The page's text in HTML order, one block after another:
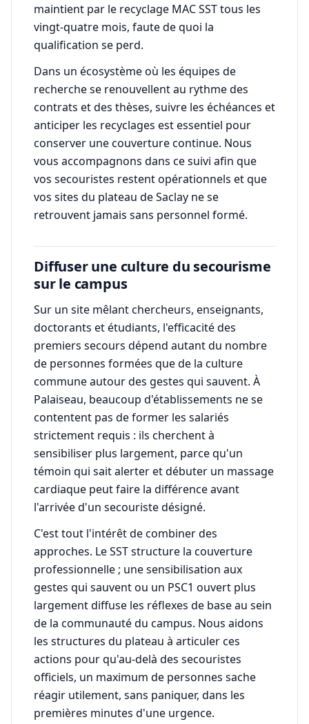
maintient par le recyclage MAC SST tous les
vingt-quatre mois, faute de quoi la
qualification se perd.
Dans un écosystème où les équipes de
recherche se renouvellent au rythme des
contrats et des thèses, suivre les échéances et
anticiper les recyclages est essentiel pour
conserver une couverture continue. Nous
vous accompagnons dans ce suivi afin que
vos secouristes restent opérationnels et que
vos sites du plateau de Saclay ne se
retrouvent jamais sans personnel formé.
Diffuser une culture du secourisme
sur le campus
Sur un site mêlant chercheurs, enseignants,
doctorants et étudiants, l'efficacité des
premiers secours dépend autant du nombre
de personnes formées que de la culture
commune autour des gestes qui sauvent. À
Palaiseau, beaucoup d'établissements ne se
contentent pas de former les salariés
strictement requis : ils cherchent à
sensibiliser plus largement, parce qu'un
témoin qui sait alerter et débuter un massage
cardiaque peut faire la différence avant
l'arrivée d'un secouriste désigné.
C'est tout l'intérêt de combiner des
approches. Le SST structure la couverture
professionnelle ; une sensibilisation aux
gestes qui sauvent ou un PSC1 ouvert plus
largement diffuse les réflexes de base au sein
de la communauté du campus. Nous aidons
les structures du plateau à articuler ces
actions pour qu'au-delà des secouristes
officiels, un maximum de personnes sache
réagir utilement, sans paniquer, dans les
premières minutes d'une urgence.